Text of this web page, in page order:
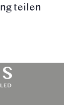
teilen